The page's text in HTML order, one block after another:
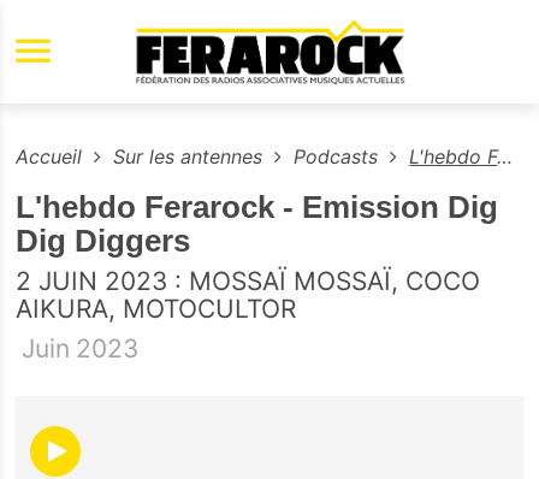
Aller au contenu principal
Accueil Sur les antennes Podcasts L'hebdo Ferarock - Emission Dig Dig Diggers
L'hebdo Ferarock - Emission Dig
Dig Diggers
2 JUIN 2023 : MOSSAÏ MOSSAÏ, COCO
AIKURA, MOTOCULTOR
Juin 2023